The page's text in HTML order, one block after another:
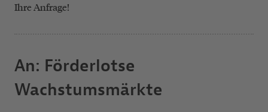
Ihre Anfrage!
An: Förderlotse
Wachstumsmärkte